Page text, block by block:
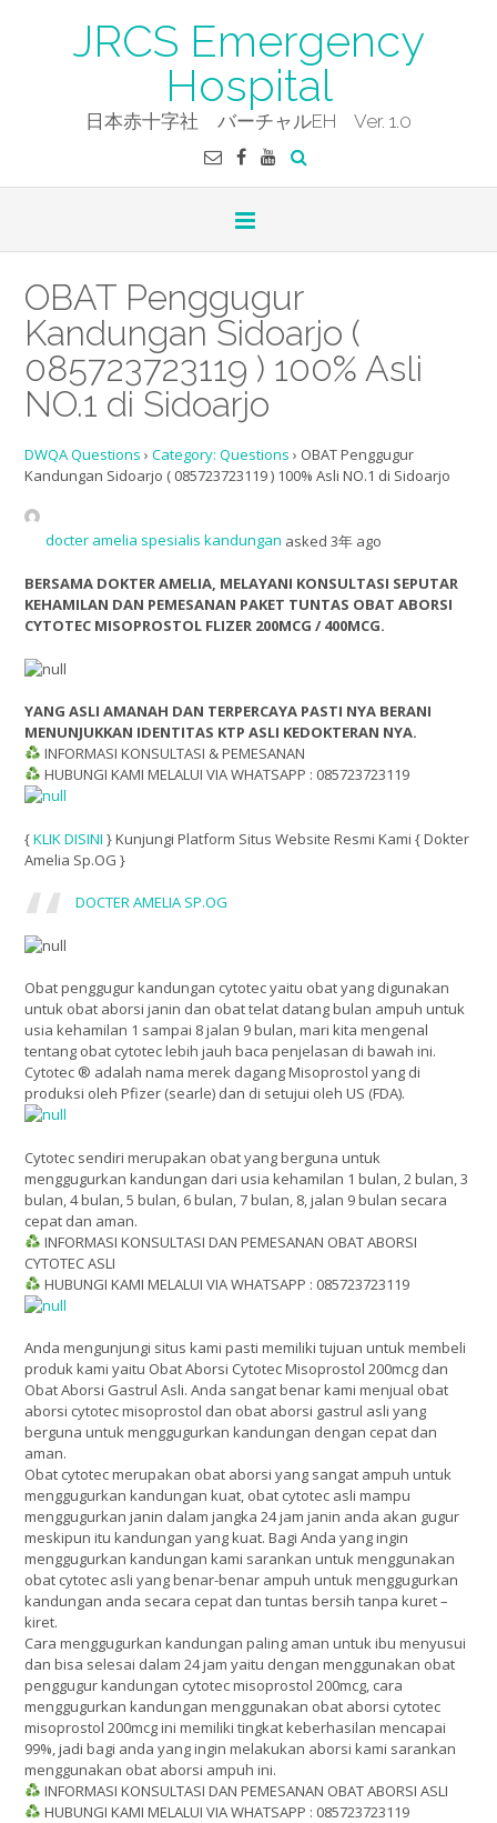
JRCS Emergency
Hospital
日本赤十字社 バーチャルEH Ver. 1.0
OBAT Penggugur
Kandungan Sidoarjo (
085723723119 ) 100% Asli
NO.1 di Sidoarjo
DWQA Questions › Category: Questions › OBAT Penggugur
Kandungan Sidoarjo ( 085723723119 ) 100% Asli NO.1 di Sidoarjo
docter amelia spesialis kandungan asked 3年 ago
BERSAMA DOKTER AMELIA, MELAYANI KONSULTASI SEPUTAR
KEHAMILAN DAN PEMESANAN PAKET TUNTAS OBAT ABORSI
CYTOTEC MISOPROSTOL FLIZER 200MCG / 400MCG.
YANG ASLI AMANAH DAN TERPERCAYA PASTI NYA BERANI
MENUNJUKKAN IDENTITAS KTP ASLI KEDOKTERAN NYA.
INFORMASI KONSULTASI & PEMESANAN
HUBUNGI KAMI MELALUI VIA WHATSAPP : 085723723119
{KLIK DISINI } Kunjungi Platform Situs Website Resmi Kami { Dokter
Amelia Sp.OG }
DOCTER AMELIA SP.OG
Obat penggugur kandungan cytotec yaitu obat yang digunakan
untuk obat aborsi janin dan obat telat datang bulan ampuh untuk
usia kehamilan 1 sampai 8 jalan 9 bulan, mari kita mengenal
tentang obat cytotec lebih jauh baca penjelasan di bawah ini.
Cytotec ® adalah nama merek dagang Misoprostol yang di
produksi oleh Pfizer (searle) dan di setujui oleh US (FDA).
Cytotec sendiri merupakan obat yang berguna untuk
menggugurkan kandungan dari usia kehamilan 1 bulan, 2 bulan, 3
bulan, 4 bulan, 5 bulan, 6 bulan, 7 bulan, 8, jalan 9 bulan secara
cepat dan aman.
INFORMASI KONSULTASI DAN PEMESANAN OBAT ABORSI
CYTOTEC ASLI
HUBUNGI KAMI MELALUI VIA WHATSAPP : 085723723119
Anda mengunjungi situs kami pasti memiliki tujuan untuk membeli
produk kami yaitu Obat Aborsi Cytotec Misoprostol 200mcg dan
Obat Aborsi Gastrul Asli. Anda sangat benar kami menjual obat
aborsi cytotec misoprostol dan obat aborsi gastrul asli yang
berguna untuk menggugurkan kandungan dengan cepat dan
aman.
Obat cytotec merupakan obat aborsi yang sangat ampuh untuk
menggugurkan kandungan kuat, obat cytotec asli mampu
menggugurkan janin dalam jangka 24 jam janin anda akan gugur
meskipun itu kandungan yang kuat. Bagi Anda yang ingin
menggugurkan kandungan kami sarankan untuk menggunakan
obat cytotec asli yang benar-benar ampuh untuk menggugurkan
kandungan anda secara cepat dan tuntas bersih tanpa kuret –
kiret.
Cara menggugurkan kandungan paling aman untuk ibu menyusui
dan bisa selesai dalam 24 jam yaitu dengan menggunakan obat
penggugur kandungan cytotec misoprostol 200mcg, cara
menggugurkan kandungan menggunakan obat aborsi cytotec
misoprostol 200mcg ini memiliki tingkat keberhasilan mencapai
99%, jadi bagi anda yang ingin melakukan aborsi kami sarankan
menggunakan obat aborsi ampuh ini.
INFORMASI KONSULTASI DAN PEMESANAN OBAT ABORSI ASLI
HUBUNGI KAMI MELALUI VIA WHATSAPP : 085723723119